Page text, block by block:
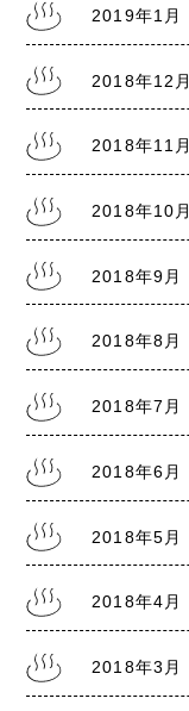
2019年1月
2018年12月
2018年11月
2018年10月
2018年9月
2018年8月
2018年7月
2018年6月
2018年5月
2018年4月
2018年3月